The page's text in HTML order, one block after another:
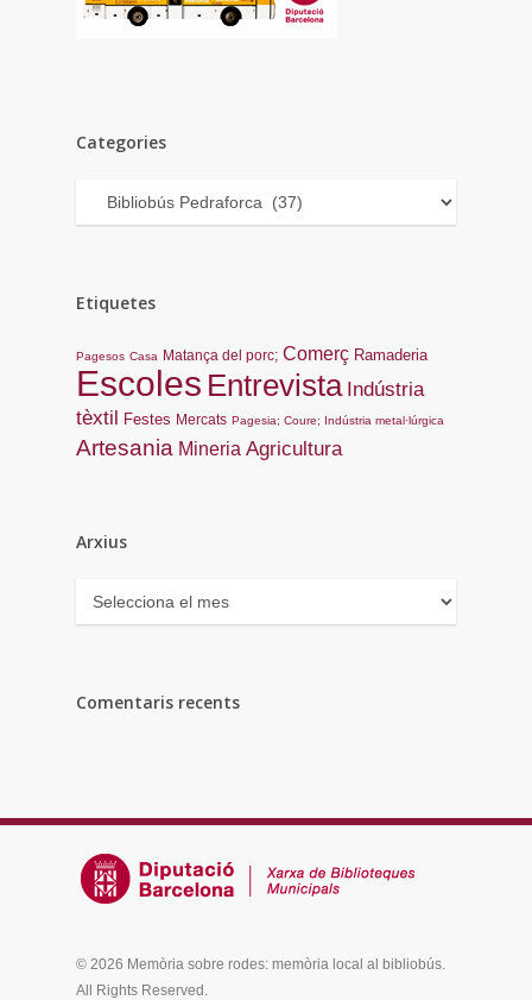
Categories
Categories
Etiquetes
Pagesos Casa Matança del porc; Comerç Ramaderia
Escoles Entrevista Indústria
tèxtil
Festes Mercats Pagesia; Coure; Indústria metal·lúrgica
Artesania Mineria Agricultura
Arxius
Arxius
Comentaris recents
© 2026 Memòria sobre rodes: memòria local al bibliobús.
All Rights Reserved.